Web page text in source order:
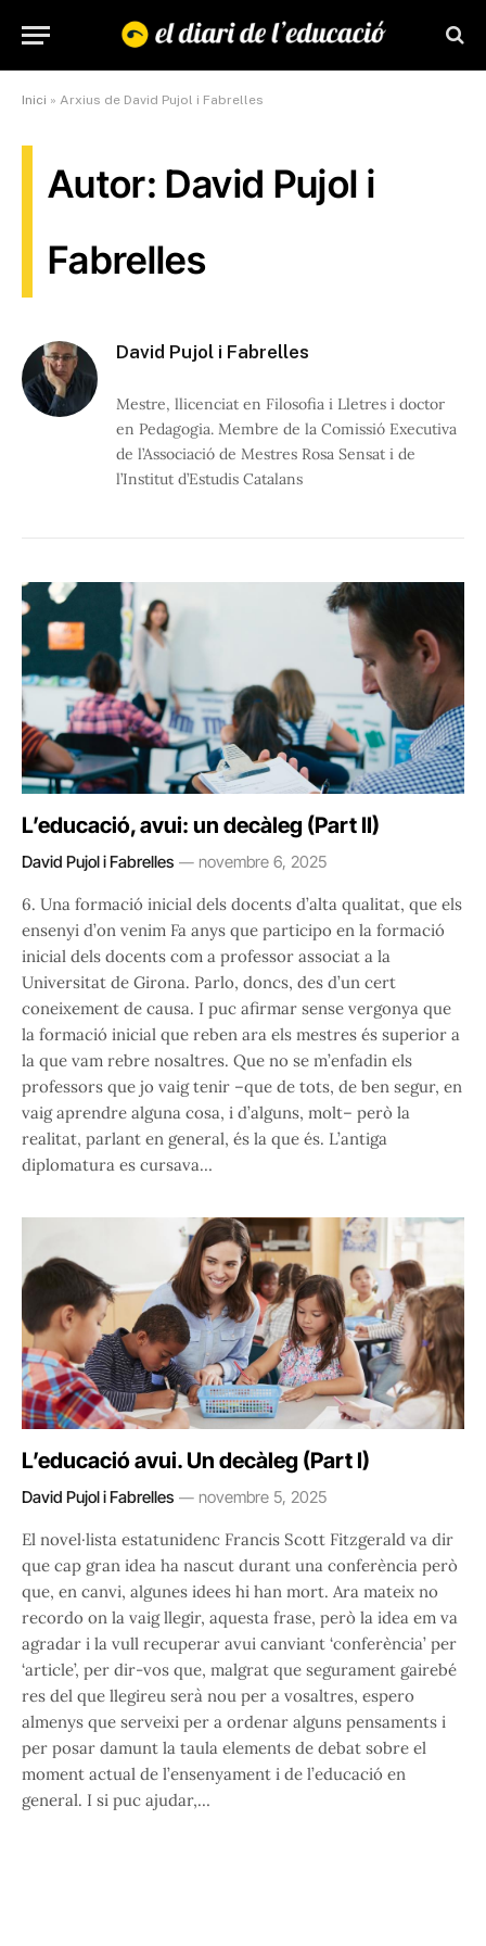
Inici » Arxius de David Pujol i Fabrelles
Autor: David Pujol i
Fabrelles
David Pujol i Fabrelles
Mestre, llicenciat en Filosofia i Lletres i doctor
en Pedagogia. Membre de la Comissió Executiva
de l’Associació de Mestres Rosa Sensat i de
l’Institut d’Estudis Catalans
L’educació, avui: un decàleg (Part II)
David Pujol i Fabrelles novembre 6, 2025
6. Una formació inicial dels docents d’alta qualitat, que els
ensenyi d’on venim Fa anys que participo en la formació
inicial dels docents com a professor associat a la
Universitat de Girona. Parlo, doncs, des d’un cert
coneixement de causa. I puc afirmar sense vergonya que
la formació inicial que reben ara els mestres és superior a
la que vam rebre nosaltres. Que no se m’enfadin els
professors que jo vaig tenir –que de tots, de ben segur, en
vaig aprendre alguna cosa, i d’alguns, molt– però la
realitat, parlant en general, és la que és. L’antiga
diplomatura es cursava…
L’educació avui. Un decàleg (Part I)
David Pujol i Fabrelles novembre 5, 2025
El novel·lista estatunidenc Francis Scott Fitzgerald va dir
que cap gran idea ha nascut durant una conferència però
que, en canvi, algunes idees hi han mort. Ara mateix no
recordo on la vaig llegir, aquesta frase, però la idea em va
agradar i la vull recuperar avui canviant ‘conferència’ per
‘article’, per dir-vos que, malgrat que segurament gairebé
res del que llegireu serà nou per a vosaltres, espero
almenys que serveixi per a ordenar alguns pensaments i
per posar damunt la taula elements de debat sobre el
moment actual de l’ensenyament i de l’educació en
general. I si puc ajudar,…